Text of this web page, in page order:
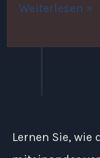
Weiterlesen »
Lernen Sie, wie